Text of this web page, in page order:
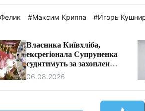
#Максим Криппа #Игорь
Власника Київхліба,
ексрегіонала Супруненка
судитимуть за захоплення
землі на березі Дніпра
06.08.2026